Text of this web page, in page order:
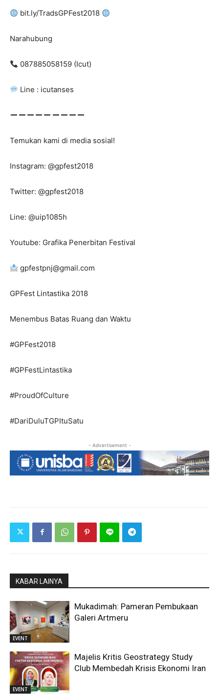
bit.ly/TradsGPFest2018
Narahubung
087885058159 (Icut)
Line : icutanses
Temukan kami di media sosial!
Instagram: @gpfest2018
Twitter: @gpfest2018
Line: @uip1085h
Youtube: Grafika Penerbitan Festival
gpfestpnj@gmail.com
GPFest Lintastika 2018
Menembus Batas Ruang dan Waktu
#GPFest2018
#GPFestLintastika
#ProudOfCulture
#DariDuluTGPItuSatu
- Advertisement -
KABAR LAINYA
EVENT
Mukadimah: Pameran Pembukaan
Galeri Artmeru
EVENT
Majelis Kritis Geostrategy Study
Club Membedah Krisis Ekonomi Iran